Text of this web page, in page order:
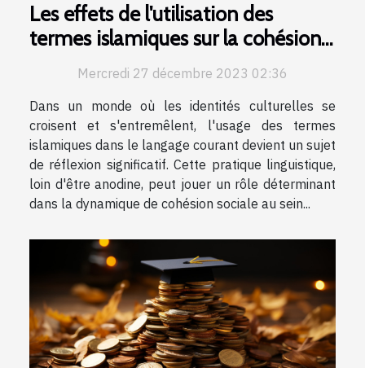
Les effets de l'utilisation des
termes islamiques sur la cohésion
sociale dans les communautés
Mercredi 27 décembre 2023 02:36
Dans un monde où les identités culturelles se
croisent et s'entremêlent, l'usage des termes
islamiques dans le langage courant devient un sujet
de réflexion significatif. Cette pratique linguistique,
loin d'être anodine, peut jouer un rôle déterminant
dans la dynamique de cohésion sociale au sein...